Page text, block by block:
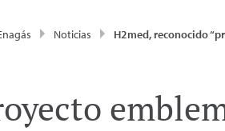
Noticias H2med, reconocido “proyecto emblemático” por